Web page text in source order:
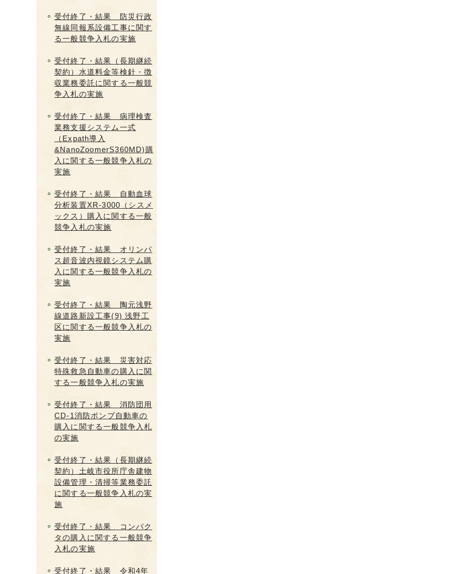
受付終了・結果 防災行政
無線同報系設備工事に関す
る一般競争入札の実施
受付終了・結果（長期継続
契約）水道料金等検針・徴
収業務委託に関する一般競
争入札の実施
受付終了・結果 病理検査
業務支援システム一式
（Expath導入
&NanoZoomerS360MD)購
入に関する一般競争入札の
実施
受付終了・結果 自動血球
分析装置XR-3000（シスメ
ックス）購入に関する一般
競争入札の実施
受付終了・結果 オリンパ
ス超音波内視鏡システム購
入に関する一般競争入札の
実施
受付終了・結果 陶元浅野
線道路新設工事(9) 浅野工
区に関する一般競争入札の
実施
受付終了・結果 災害対応
特殊救急自動車の購入に関
する一般競争入札の実施
受付終了・結果 消防団用
CD-1消防ポンプ自動車の
購入に関する一般競争入札
の実施
受付終了・結果（長期継続
契約）土岐市役所庁舎建物
設備管理・清掃等業務委託
に関する一般競争入札の実
施
受付終了・結果 コンパク
タの購入に関する一般競争
入札の実施
受付終了・結果 令和4年